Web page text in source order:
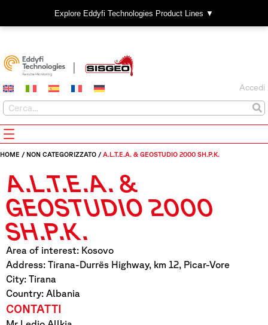
Explore Eddyfi Technologies Product Lines ▼
Accedi
HOME / NON CATEGORIZZATO / A.L.T.E.A. & GEOSTUDIO 2000 SH.P.K.
A.L.T.E.A. &
GEOSTUDIO 2000
SH.P.K.
Area of interest: Kosovo
Address: Tirana-Durrës Highway, km 12, Picar-Vore
City: Tirana
Country: Albania
CONTATTI